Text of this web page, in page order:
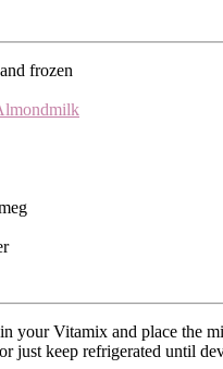
frozen
your Vitamix and place the
just keep refrigerated until